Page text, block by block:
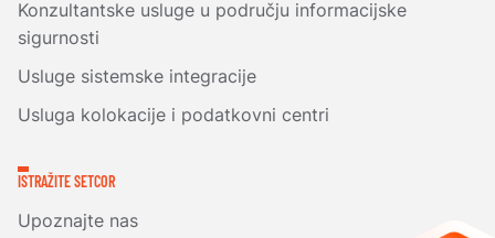
Konzultantske usluge u području informacijske
sigurnosti
Usluge sistemske integracije
Usluga kolokacije i podatkovni centri
ISTRAŽITE SETCOR
Upoznajte nas